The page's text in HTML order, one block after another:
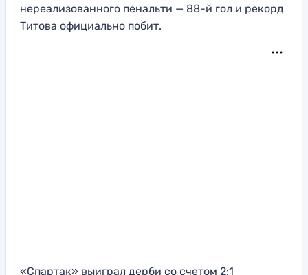
нереализованного пенальти — 88-й гол и рекорд
Титова официально побит.
«Спартак» выиграл дерби со счетом 2:1